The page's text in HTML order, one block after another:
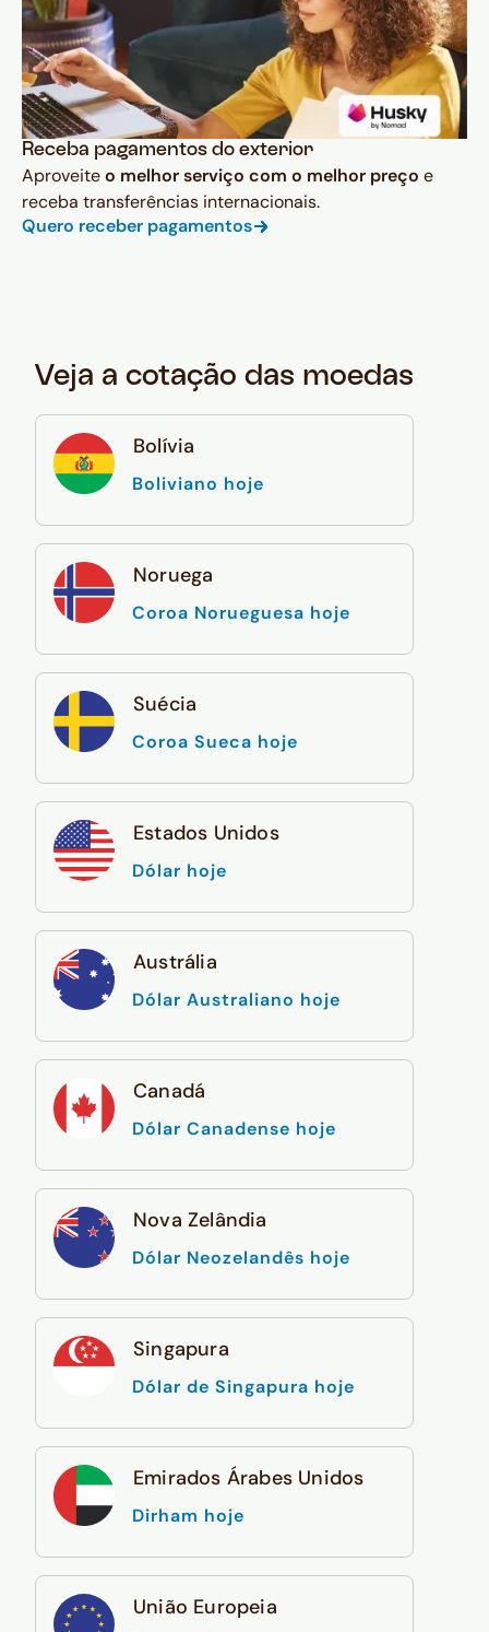
Receba pagamentos do exterior
Aproveiteo melhor serviço com o melhor preço e
receba transferências internacionais.
Quero receber pagamentos
Veja a cotação das moedas
Bolívia
Boliviano hoje
Noruega
Coroa Norueguesa hoje
Suécia
Coroa Sueca hoje
Estados Unidos
Dólar hoje
Austrália
Dólar Australiano hoje
Canadá
Dólar Canadense hoje
Nova Zelândia
Dólar Neozelandês hoje
Singapura
Dólar de Singapura hoje
Emirados Árabes Unidos
Dirham hoje
União Europeia